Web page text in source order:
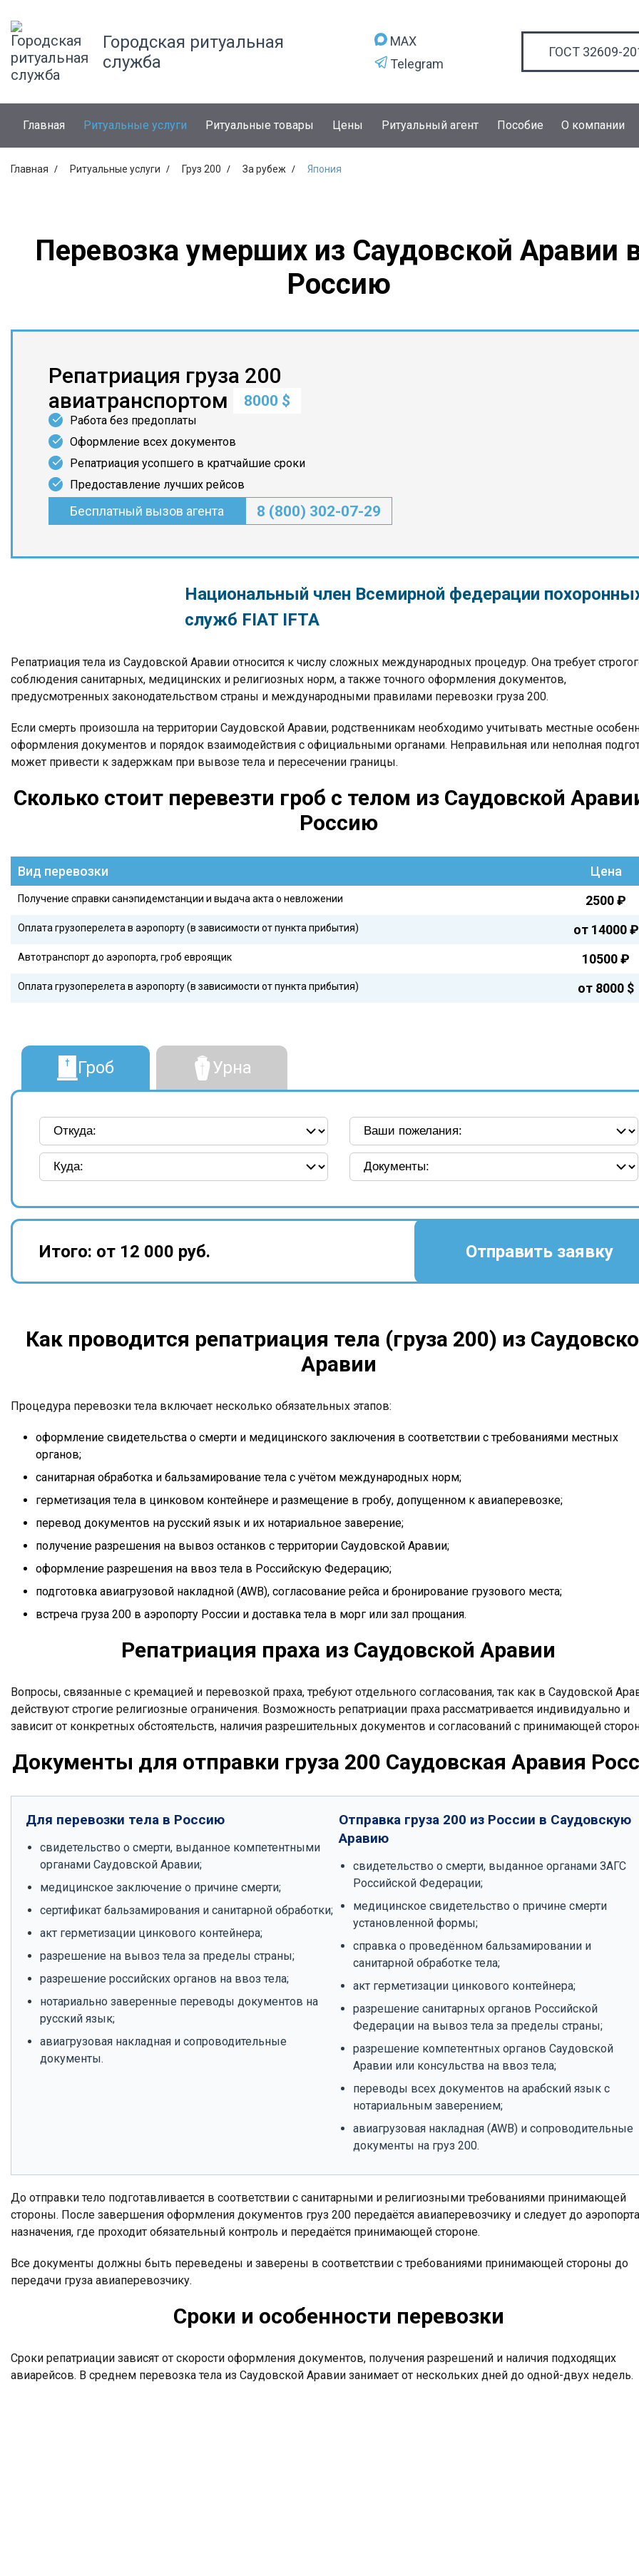
Городская ритуальная
служба
MAX
Telegram
ГОСТ 32609-
Главная Ритуальные услуги Ритуальные товары Цены Ритуальный агент Пособие О компании
Главная Ритуальные услуги Груз 200 За рубеж Япония
Перевозка умерших из Саудовской Аравии
Россию
Репатриация груза 200
авиатранспортом
8000 $
Работа без предоплаты
Оформление всех документов
Репатриация усопшего в кратчайшие сроки
Предоставление лучших рейсов
Бесплатный вызов агента 8 (800) 302-07-29
Национальный член Всемирной федерации
служб FIAT IFTA
Репатриация тела из Саудовской Аравии относится к числу сложных международных процедур. Она требует
соблюдения санитарных, медицинских и религиозных норм, а также точного оформления документов,
предусмотренных законодательством страны и международными правилами перевозки груза 200.
Если смерть произошла на территории Саудовской Аравии, родственникам необходимо учитывать местные
оформления документов и порядок взаимодействия с официальными органами. Неправильная или неполная
может привести к задержкам при вывозе тела и пересечении границы.
Сколько стоит перевезти гроб с телом из Саудовской
Россию
Вид перевозки Цена
Получение справки санэпидемстанции и выдача акта о невложении 2500 ₽
Оплата грузоперелета в аэропорту (в зависимости от пункта прибытия) от 14000 ₽
Автотранспорт до аэропорта, гроб евроящик 10500 ₽
Оплата грузоперелета в аэропорту (в зависимости от пункта прибытия) от 8000 $
Гроб Урна
Итого: от 12 000 руб. Отправить заявку
Как проводится репатриация тела (груза 200) из
Аравии
Процедура перевозки тела включает несколько обязательных этапов:
оформление свидетельства о смерти и медицинского заключения в соответствии с требованиями местных
органов;
санитарная обработка и бальзамирование тела с учётом международных норм;
герметизация тела в цинковом контейнере и размещение в гробу, допущенном к авиаперевозке;
перевод документов на русский язык и их нотариальное заверение;
получение разрешения на вывоз останков с территории Саудовской Аравии;
оформление разрешения на ввоз тела в Российскую Федерацию;
подготовка авиагрузовой накладной (AWB), согласование рейса и бронирование грузового места;
встреча груза 200 в аэропорту России и доставка тела в морг или зал прощания.
Репатриация праха из Саудовской Аравии
Вопросы, связанные с кремацией и перевозкой праха, требуют отдельного согласования, так как в Саудовской
действуют строгие религиозные ограничения. Возможность репатриации праха рассматривается индивидуально и
зависит от конкретных обстоятельств, наличия разрешительных документов и согласований с принимающей
Документы для отправки груза 200 Саудовская Аравия
Для перевозки тела в Россию
свидетельство о смерти, выданное компетентными
органами Саудовской Аравии;
медицинское заключение о причине смерти;
сертификат бальзамирования и санитарной обработки;
акт герметизации цинкового контейнера;
разрешение на вывоз тела за пределы страны;
разрешение российских органов на ввоз тела;
нотариально заверенные переводы документов на
русский язык;
авиагрузовая накладная и сопроводительные
документы.
Отправка груза 200 из России в Саудовскую
Аравию
свидетельство о смерти, выданное органами ЗАГС
Российской Федерации;
медицинское свидетельство о причине смерти
установленной формы;
справка о проведённом бальзамировании и
санитарной обработке тела;
акт герметизации цинкового контейнера;
разрешение санитарных органов Российской
Федерации на вывоз тела за пределы страны;
разрешение компетентных органов Саудовской
Аравии или консульства на ввоз тела;
переводы всех документов на арабский язык с
нотариальным заверением;
авиагрузовая накладная (AWB) и сопроводительные
документы на груз 200.
До отправки тело подготавливается в соответствии с санитарными и религиозными требованиями принимающей
стороны. После завершения оформления документов груз 200 передаётся авиаперевозчику и следует до аэропорта
назначения, где проходит обязательный контроль и передаётся принимающей стороне.
Все документы должны быть переведены и заверены в соответствии с требованиями принимающей стороны до
передачи груза авиаперевозчику.
Сроки и особенности перевозки
Сроки репатриации зависят от скорости оформления документов, получения разрешений и наличия подходящих
авиарейсов. В среднем перевозка тела из Саудовской Аравии занимает от нескольких дней до одной-двух недель.